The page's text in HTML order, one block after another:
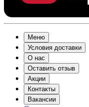
Меню
Условия доставки
О нас
Оставить отзыв
Акции
Контакты
Вакансии